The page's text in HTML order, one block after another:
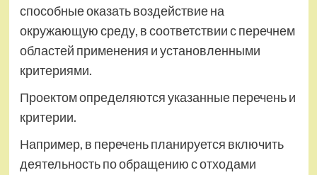
способные оказать воздействие на
окружающую среду, в соответствии с перечнем
областей применения и установленными
критериями.
Проектом определяются указанные перечень и
критерии.
Например, в перечень планируется включить
деятельность по обращению с отходами